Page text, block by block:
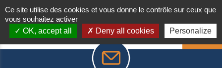
HAUT
Ce site utilise des cookies et vous donne le contrôle sur ceux que
vous souhaitez activer
OK, accept all
Deny all cookies Personalize